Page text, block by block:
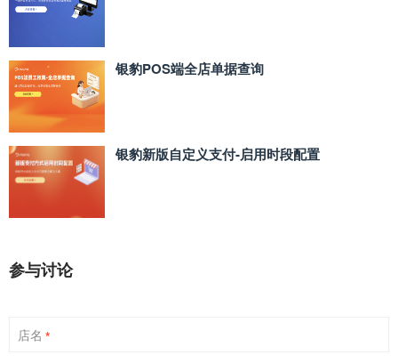
银豹POS端全店单据查询
银豹新版自定义支付‑启用时段配置
参与讨论
店名 *